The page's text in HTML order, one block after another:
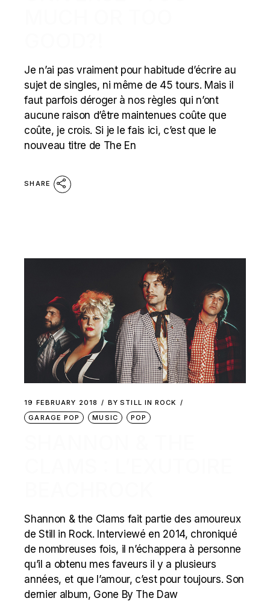
Je n’ai pas vraiment pour habitude d’écrire au
sujet de singles, ni même de 45 tours. Mais il
faut parfois déroger à nos règles qui n’ont
aucune raison d’être maintenues coûte que
coûte, je crois. Si je le fais ici, c’est que le
nouveau titre de The En
SHARE
19 FEBRUARY 2018 BY STILL IN ROCK
GARAGE POP
MUSIC POP
Shannon & the Clams fait partie des amoureux
de Still in Rock. Interviewé en 2014, chroniqué
de nombreuses fois, il n’échappera à personne
qu’il a obtenu mes faveurs il y a plusieurs
années, et que l’amour, c’est pour toujours. Son
dernier album, Gone By The Daw